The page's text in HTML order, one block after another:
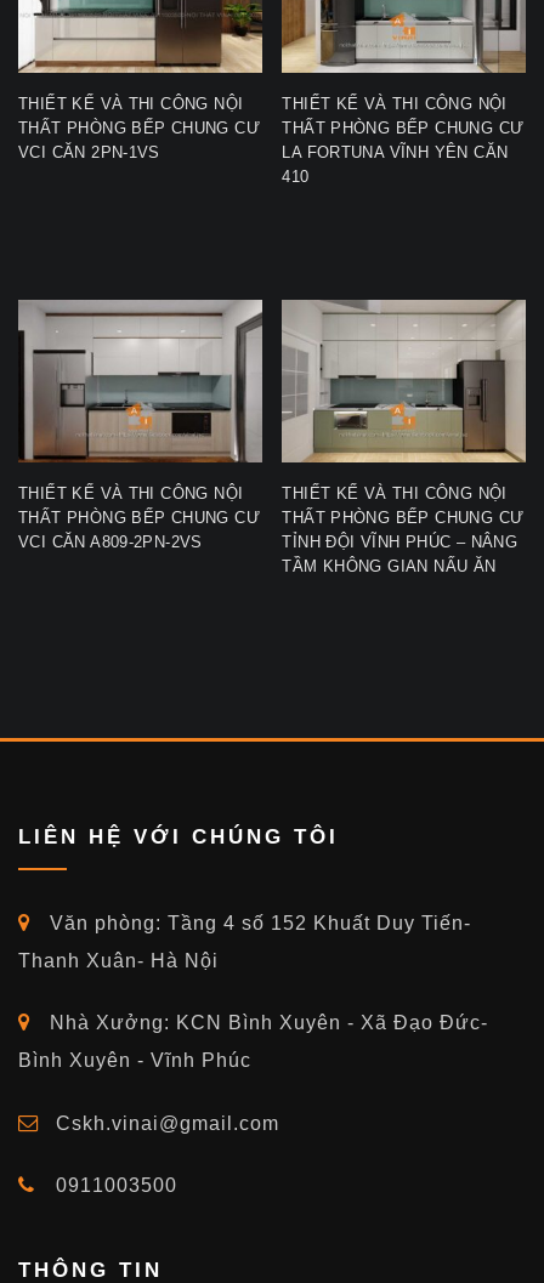
THIẾT KẾ VÀ THI CÔNG NỘI
THẤT PHÒNG BẾP CHUNG CƯ
VCI CĂN 2PN-1VS
THIẾT KẾ VÀ THI CÔNG NỘI
THẤT PHÒNG BẾP CHUNG CƯ
LA FORTUNA VĨNH YÊN CĂN
410
THIẾT KẾ VÀ THI CÔNG NỘI
THẤT PHÒNG BẾP CHUNG CƯ
VCI CĂN A809-2PN-2VS
THIẾT KẾ VÀ THI CÔNG NỘI
THẤT PHÒNG BẾP CHUNG CƯ
TỈNH ĐỘI VĨNH PHÚC – NÂNG
TẦM KHÔNG GIAN NẤU ĂN
LIÊN HỆ VỚI CHÚNG TÔI
Văn phòng: Tầng 4 số 152 Khuất Duy Tiến-
Thanh Xuân- Hà Nội
Nhà Xưởng: KCN Bình Xuyên - Xã Đạo Đức-
Bình Xuyên - Vĩnh Phúc
Cskh.vinai@gmail.com
0911003500
THÔNG TIN